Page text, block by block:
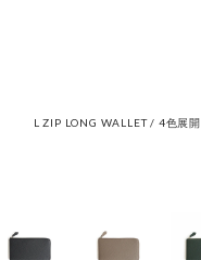
L ZIP LONG WALLET / 4色展開